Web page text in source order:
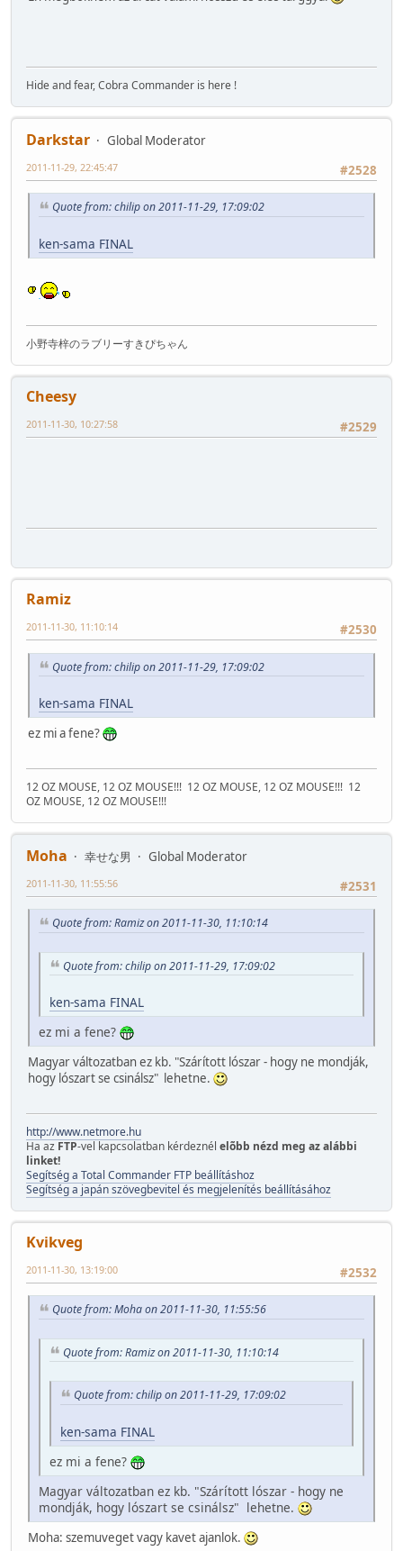
Hide and fear, Cobra Commander is here !
Darkstar
Global Moderator
#2528
2011-11-29, 22:45:47
Quote from: chilip on 2011-11-29, 17:09:02
ken-sama FINAL
小野寺梓のラブリーすきぴちゃん
Cheesy
#2529
2011-11-30, 10:27:58
Ramiz
#2530
2011-11-30, 11:10:14
Quote from: chilip on 2011-11-29, 17:09:02
ken-sama FINAL
ez mi a fene?
12 OZ MOUSE, 12 OZ MOUSE!!! 12 OZ MOUSE, 12 OZ MOUSE!!! 12
OZ MOUSE, 12 OZ MOUSE!!!
Moha 幸せな男
Global Moderator
#2531
2011-11-30, 11:55:56
Quote from: Ramiz on 2011-11-30, 11:10:14
Quote from: chilip on 2011-11-29, 17:09:02
ken-sama FINAL
ez mi a fene?
Magyar változatban ez kb. "Szárított lószar - hogy ne mondják,
hogy lószart se csinálsz" lehetne.
http://www.netmore.hu
Ha az FTP-vel kapcsolatban kérdeznél elõbb nézd meg az alábbi
linket!
Segítség a Total Commander FTP beállításhoz
Segítség a japán szövegbevitel és megjelenítés beállításához
Kvikveg
#2532
2011-11-30, 13:19:00
Quote from: Moha on 2011-11-30, 11:55:56
Quote from: Ramiz on 2011-11-30, 11:10:14
Quote from: chilip on 2011-11-29, 17:09:02
ken-sama FINAL
ez mi a fene?
Magyar változatban ez kb. "Szárított lószar - hogy ne
mondják, hogy lószart se csinálsz" lehetne.
Moha: szemuveget vagy kavet ajanlok.